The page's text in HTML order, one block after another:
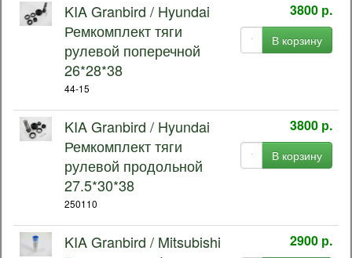
KIA Granbird / Hyundai
Ремкомплект тяги
рулевой поперечной
26*28*38
44-15
3800 р.
В корзину
KIA Granbird / Hyundai
Ремкомплект тяги
рулевой продольной
27.5*30*38
250110
3800 р.
В корзину
KIA Granbird / Mitsubishi
2900 р.